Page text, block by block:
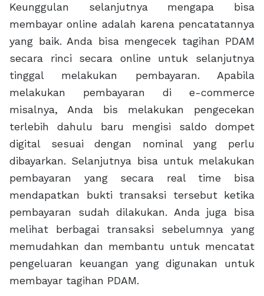
Keunggulan selanjutnya mengapa bisa
membayar online adalah karena pencatatannya
yang baik. Anda bisa mengecek tagihan PDAM
secara rinci secara online untuk selanjutnya
tinggal melakukan pembayaran. Apabila
melakukan pembayaran di e-commerce
misalnya, Anda bis melakukan pengecekan
terlebih dahulu baru mengisi saldo dompet
digital sesuai dengan nominal yang perlu
dibayarkan. Selanjutnya bisa untuk melakukan
pembayaran yang secara real time bisa
mendapatkan bukti transaksi tersebut ketika
pembayaran sudah dilakukan. Anda juga bisa
melihat berbagai transaksi sebelumnya yang
memudahkan dan membantu untuk mencatat
pengeluaran keuangan yang digunakan untuk
membayar tagihan PDAM.